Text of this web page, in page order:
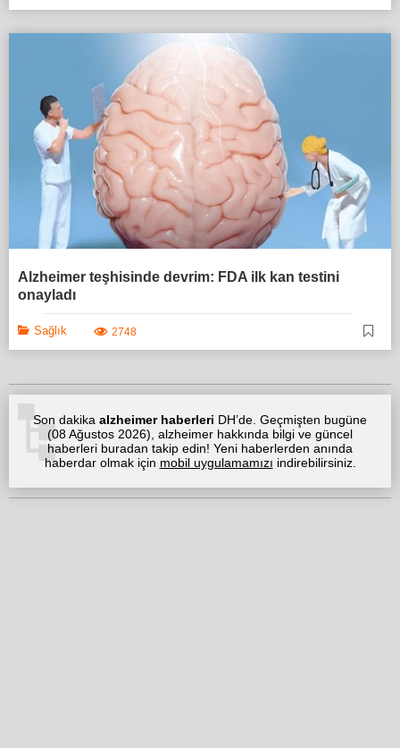
Alzheimer teşhisinde devrim: FDA ilk kan testini
onayladı
Sağlık 2748
Son dakika alzheimer haberleri DH’de. Geçmişten bugüne
(08 Ağustos 2026), alzheimer hakkında bilgi ve güncel
haberleri buradan takip edin! Yeni haberlerden anında
haberdar olmak için mobil uygulamamızı indirebilirsiniz.